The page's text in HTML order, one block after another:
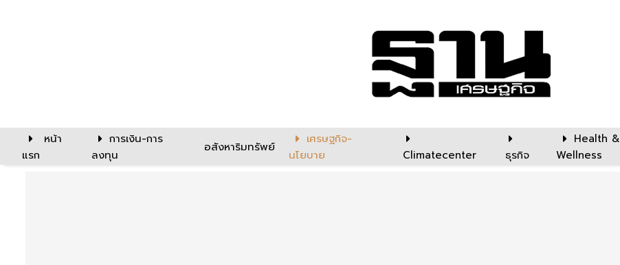
หน้า
แรก
การเงิน-การ
ลงทุน
อสังหาริมทรัพย์
เศรษฐกิจ-
นโยบาย
Climatecenter ธุรกิจ
Health &
Wellness